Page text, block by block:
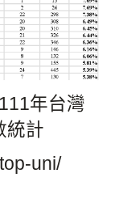
年台灣
統計
uni/